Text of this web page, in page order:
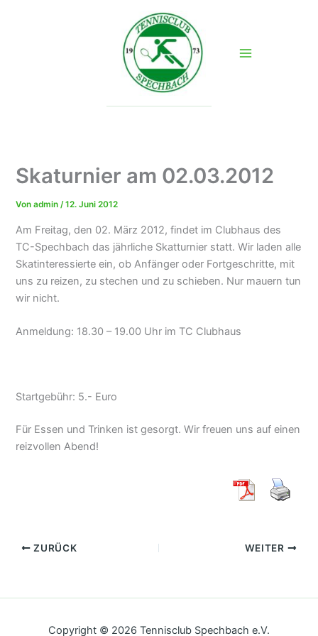
Skaturnier am 02.03.2012
Vonadmin/12. Juni 2012
Am Freitag, den 02. März 2012, findet im Clubhaus des
TC-Spechbach das jährliche Skatturnier statt. Wir laden alle
Skatinteressierte ein, ob Anfänger oder Fortgeschritte, mit
uns zu reizen, zu stechen und zu schieben. Nur mauern tun
wir nicht.
Anmeldung: 18.30 – 19.00 Uhr im TC Clubhaus
Startgebühr: 5.- Euro
Für Essen und Trinken ist gesorgt. Wir freuen uns auf einen
reizvollen Abend!
ZURÜCK WEITER
Copyright © 2026 Tennisclub Spechbach e.V.